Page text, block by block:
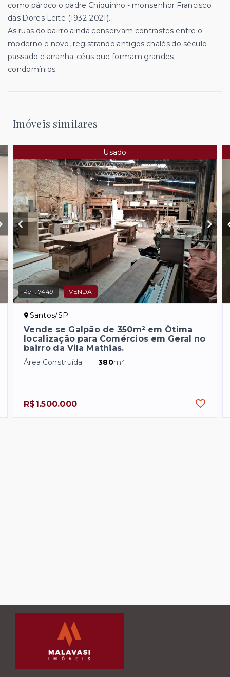
como pároco o padre Chiquinho - monsenhor Francisco
das Dores Leite (1932-2021).
As ruas do bairro ainda conservam contrastes entre o
moderno e novo, registrando antigos chalés do século
passado e arranha-céus que formam grandes
condomínios.
Imóveis similares
Usado
Ref.:7449 VENDA
Santos/SP
Vende se Galpão de 350m² em Òtima
localização para Comércios em Geral no
bairro da Vila Mathias.
Área Construída 380m²
R$1.500.000